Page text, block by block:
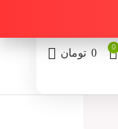
0 تومان 0